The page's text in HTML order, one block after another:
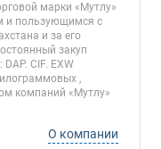
марки «Мутлу»
и пользующимся с
и за его
закуп
CIF. EXW
,
компаний «Мутлу»
О компании